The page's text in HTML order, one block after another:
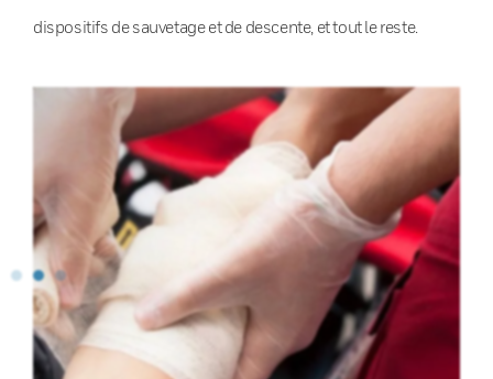
dispositifs de sauvetage et de descente, et tout le reste.